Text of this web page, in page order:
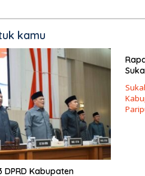
kamu
DPRD Kabupaten